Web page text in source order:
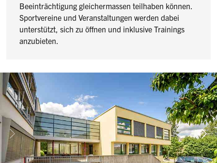
Beeinträchtigung gleichermassen teilhaben können.
Sportvereine und Veranstaltungen werden dabei
unterstützt, sich zu öffnen und inklusive Trainings
anzubieten.